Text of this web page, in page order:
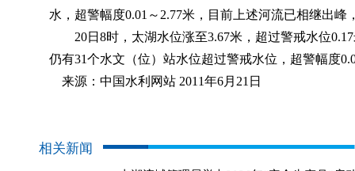
水，超警幅度0.01～2.77米，目前上述河流已相继出峰
20日8时，太湖水位涨至3.67米，超过警戒水位
仍有31个水文（位）站水位超过警戒水位，超警幅度
来源：中国水利网站 2011年6月21日
相关新闻